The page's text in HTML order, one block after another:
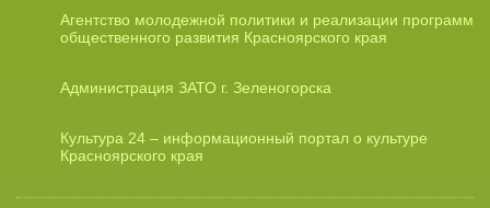
Агентство молодежной политики и реализации программ
общественного развития Красноярского края
Администрация ЗАТО г. Зеленогорска
Культура 24 – информационный портал о культуре
Красноярского края